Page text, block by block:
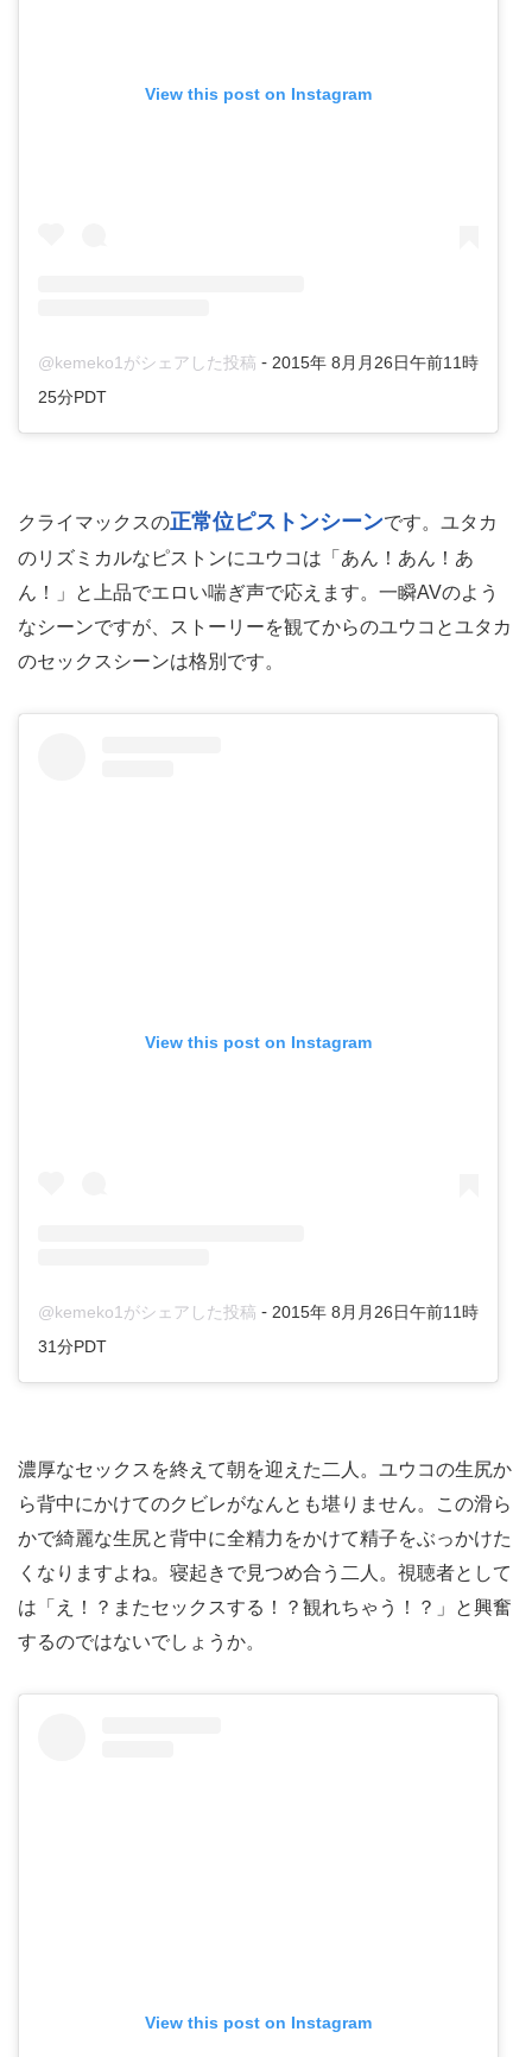
View this post on Instagram
@kemeko1がシェアした投稿 - 2015年 8月月26日午前11時
25分PDT
クライマックスの正常位ピストンシーンです。ユタカ
のリズミカルなピストンにユウコは「あん！あん！あ
ん！」と上品でエロい喘ぎ声で応えます。一瞬AVのよう
なシーンですが、ストーリーを観てからのユウコとユタカ
のセックスシーンは格別です。
View this post on Instagram
@kemeko1がシェアした投稿 - 2015年 8月月26日午前11時
31分PDT
濃厚なセックスを終えて朝を迎えた二人。ユウコの生尻か
ら背中にかけてのクビレがなんとも堪りません。この滑ら
かで綺麗な生尻と背中に全精力をかけて精子をぶっかけた
くなりますよね。寝起きで見つめ合う二人。視聴者として
は「え！？またセックスする！？観れちゃう！？」と興奮
するのではないでしょうか。
View this post on Instagram